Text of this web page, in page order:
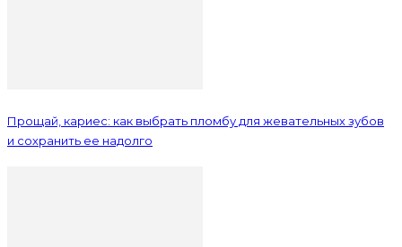
Прощай, кариес: как выбрать пломбу для жевательных зубов
и сохранить ее надолго